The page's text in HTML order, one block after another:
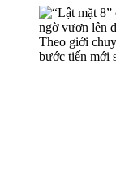
Theo giới
bước tiến mới